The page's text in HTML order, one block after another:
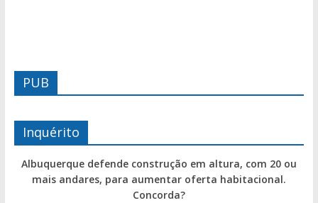
PUB
Inquérito
Albuquerque defende construção em altura, com 20 ou
mais andares, para aumentar oferta habitacional.
Concorda?